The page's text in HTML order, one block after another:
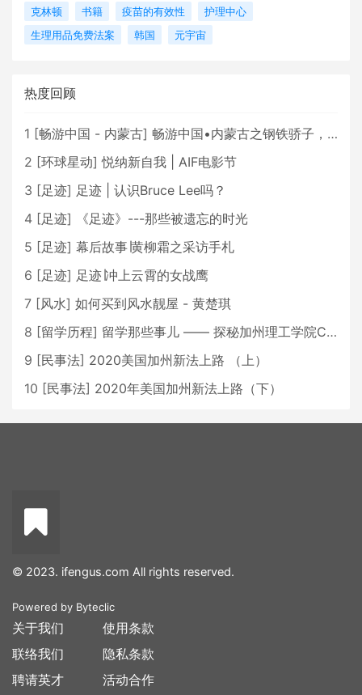
克林顿
书籍 疫苗的有效性
护理中心
生理用品免费法案
韩国 元宇宙
热度回顾
1 [畅游中国 - 内蒙古] 畅游中国•内蒙古之钢铁骄子，魅力包头
2 [环球星动] 悦纳新自我 | AIF电影节
3 [足迹] 足迹 | 认识Bruce Lee吗？
4 [足迹]
《足迹》---那些被遗忘的时光
5 [足迹] 幕后故事∣黄柳霜之采访手札
6 [足迹] 足迹∣冲上云霄的女战鹰
7 [风水] 如何买到风水靓屋 - 黄楚琪
8 [留学历程] 留学那些事儿 —— 探秘加州理工学院Caltech博士生活 [上集]
9 [民事法] 2020美国加州新法上路 （上）
10 [民事法] 2020年美国加州新法上路（下）
© 2023. ifengus.com All rights reserved.
Powered by Byteclic
关于我们
联络我们
聘请英才
使用条款
隐私条款
活动合作